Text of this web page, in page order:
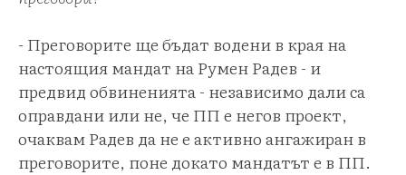
- Преговорите ще бъдат водени в края на
настоящия мандат на Румен Радев - и
предвид обвиненията - независимо дали са
оправдани или не, че ПП е негов проект,
очаквам Радев да не е активно ангажиран в
преговорите, поне докато мандатът е в ПП.